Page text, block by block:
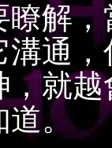
，
通
就
道。